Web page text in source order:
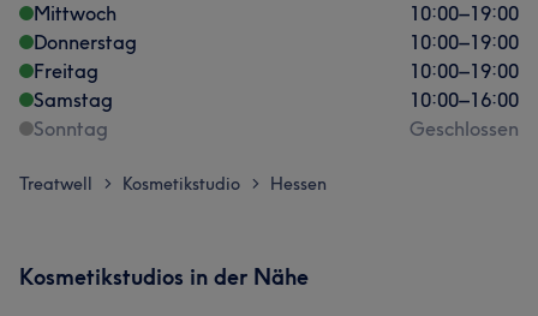
Mittwoch
10:00–19:00
Donnerstag
10:00–19:00
Freitag
10:00–19:00
Samstag
10:00–16:00
Sonntag
Geschlossen
Treatwell > Kosmetikstudio > Hessen
Kosmetikstudios in der Nähe